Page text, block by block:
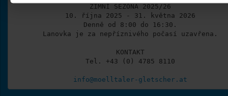
ZIMNÍ SEZÓNA 2025/26
10. října 2025 - 31. května 2026
Denně od 8:00 do 16:30.
Lanovka je za nepříznivého počasí uzavřena.
KONTAKT
Tel. +43 (0) 4785 8110
info@moelltaler-gletscher.at